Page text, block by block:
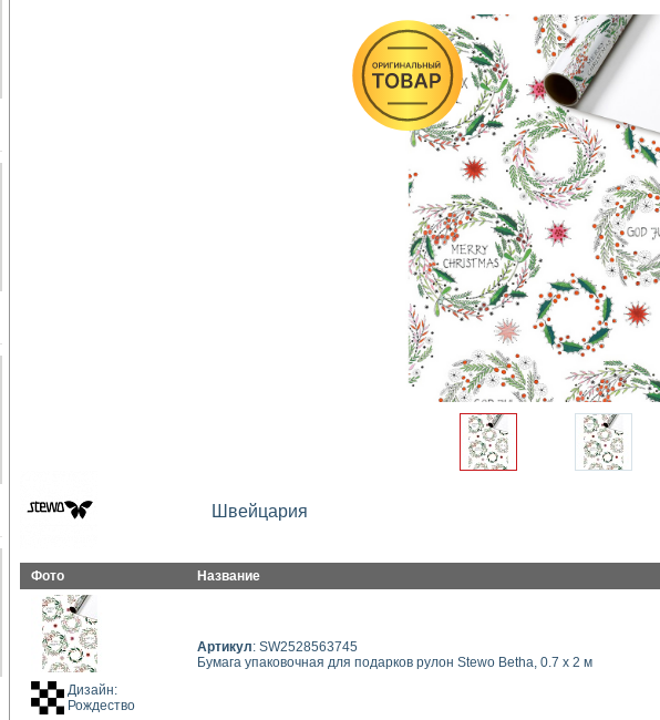
Швейцария
Фото Название
Дизайн:
Рождество
Артикул: SW2528563745
Бумага упаковочная для подарков рулон Stewo Betha, 0.7 x 2 м